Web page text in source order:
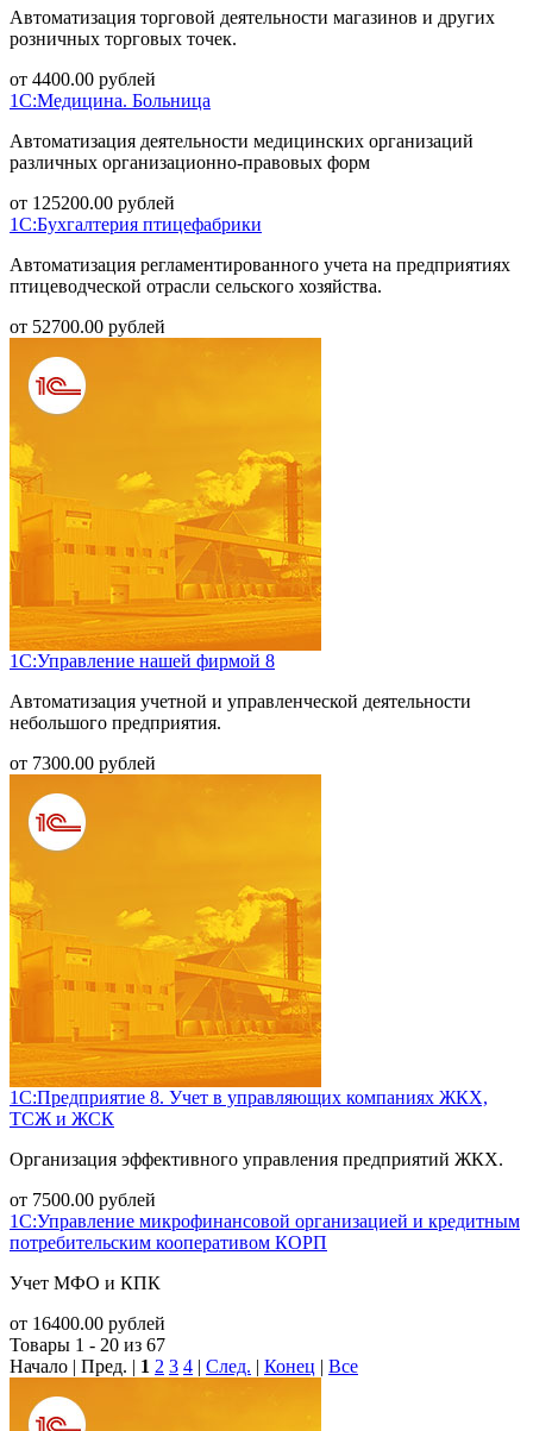
Автоматизация торговой деятельности магазинов и других
розничных торговых точек.
от 4400.00 рублей
1С:Медицина. Больница
Автоматизация деятельности медицинских организаций
различных организационно-правовых форм
от 125200.00 рублей
1С:Бухгалтерия птицефабрики
Автоматизация регламентированного учета на предприятиях
птицеводческой отрасли сельского хозяйства.
от 52700.00 рублей
1С:Управление нашей фирмой 8
Автоматизация учетной и управленческой деятельности
небольшого предприятия.
от 7300.00 рублей
1С:Предприятие 8. Учет в управляющих компаниях ЖКХ,
ТСЖ и ЖСК
Организация эффективного управления предприятий ЖКХ.
от 7500.00 рублей
1С:Управление микрофинансовой организацией и кредитным
потребительским кооперативом КОРП
Учет МФО и КПК
от 16400.00 рублей
Товары 1 - 20 из 67
Начало | Пред. | 1 2 3 4 | След. | Конец | Все